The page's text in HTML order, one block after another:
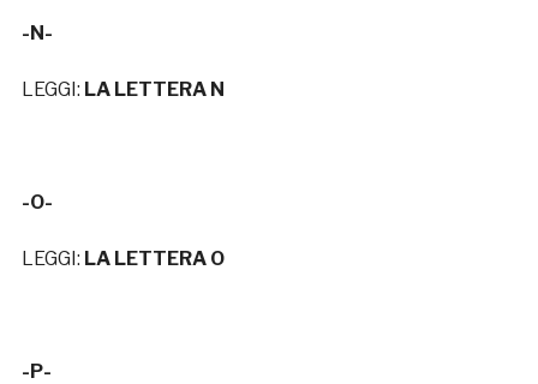
-N-
LEGGI: LA LETTERA N
-O-
LEGGI: LA LETTERA O
-P-